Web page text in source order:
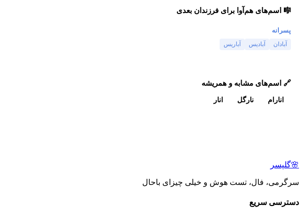
🎼 اسم‌های هم‌آوا برای فرزندان بعدی
پسرانه
آبادان آبادیس آباریس
🔗 اسم‌های مشابه و همریشه
انارام نارگل انار
🌸گلپسر
سرگرمی، فال، تست هوش و خیلی چیزای باحال
دسترسی سریع